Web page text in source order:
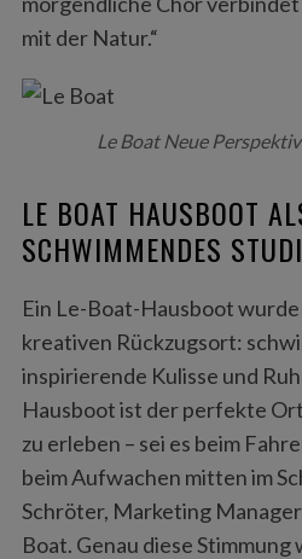
mit der Natur.“
Le Boat Neue
LE BOAT HAUSBOOT
SCHWIMMENDES
Ein Le-Boat-Hausboot
kreativen Rückzugsort:
inspirierende Kulisse und
Hausboot ist der perfekte
zu erleben – sei es beim
beim Aufwachen mitten im
Schröter, Marketing
Boat. Genau diese